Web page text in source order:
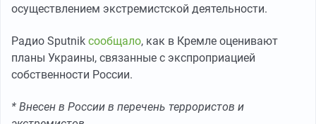
осуществлением экстремистской деятельности.
Радио Sputnik сообщало, как в Кремле оценивают
планы Украины, связанные с экспроприацией
собственности России.
* Внесен в России в перечень террористов и